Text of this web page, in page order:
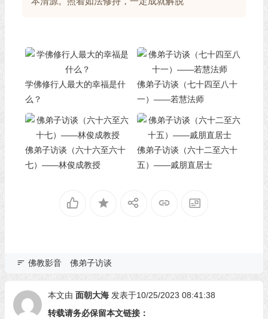
学佛修行人最大的幸福是什
么？
佛弟子访谈（七十四至八十
一）——若慧法师
佛弟子访谈（六十六至六十
七）——林俊成教授
佛弟子访谈（六十二至六十
五）——戚朋直居士
佛教影音 佛弟子访谈
本文由 面朝大海 发表于10/25/2023 08:41:38
转载请务必保留本文链接：